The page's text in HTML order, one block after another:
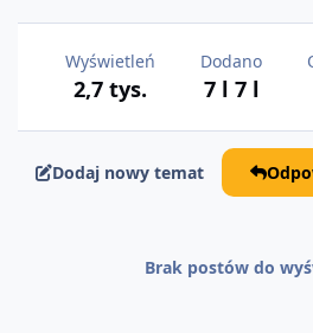
Wyświetleń
2,7 tys.
Dodano
7 l 7 l
Dodaj nowy temat
Brak postów do